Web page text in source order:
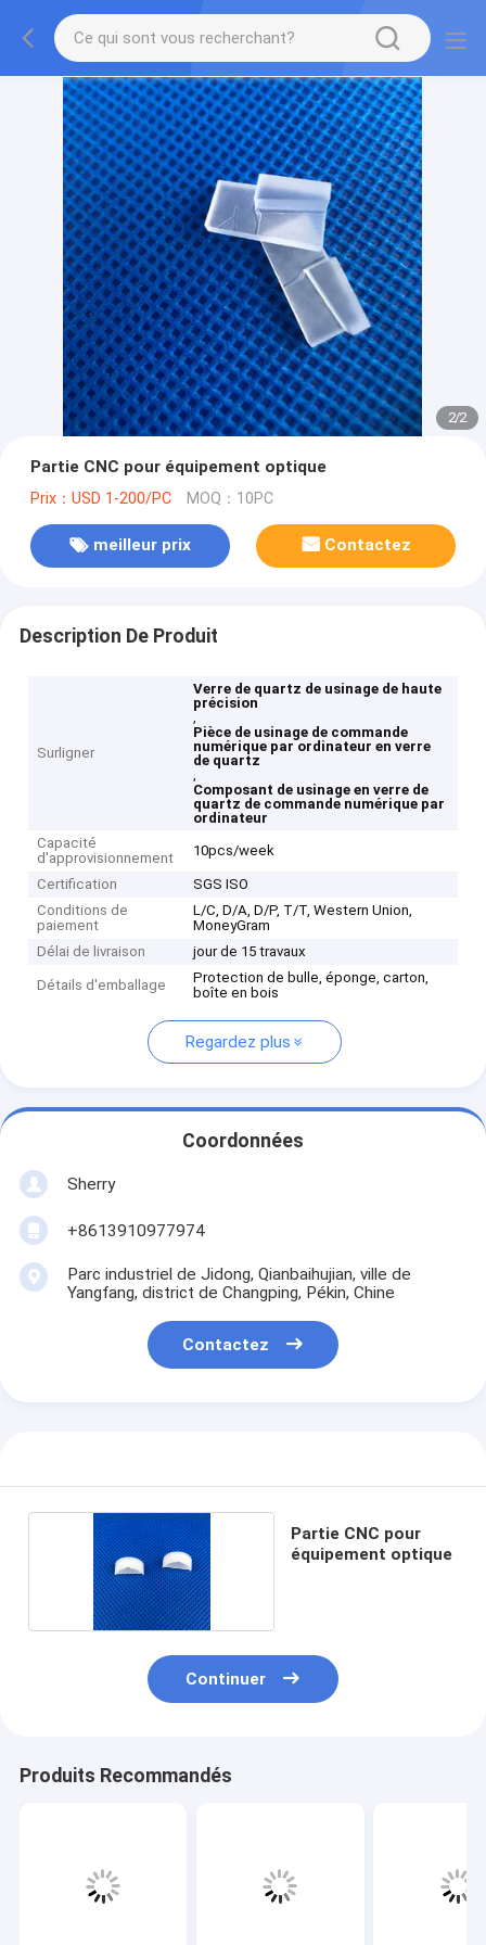
2/2
Partie CNC pour équipement optique
Prix：USD 1-200/PC MOQ：10PC
meilleur prix Contactez
Description De Produit
Surligner
Verre de quartz de usinage de haute
précision
,
Pièce de usinage de commande
numérique par ordinateur en verre
de quartz
,
Composant de usinage en verre de
quartz de commande numérique par
ordinateur
Capacité
d'approvisionnement
10pcs/week
Certification
SGS ISO
Conditions de
paiement
L/C, D/A, D/P, T/T, Western Union,
MoneyGram
Délai de livraison
jour de 15 travaux
Détails d'emballage
Protection de bulle, éponge, carton,
boîte en bois
Regardez plus
Coordonnées
Sherry
+8613910977974
Parc industriel de Jidong, Qianbaihujian, ville de
Yangfang, district de Changping, Pékin, Chine
Contactez
Partie CNC pour
équipement optique
Continuer
Produits Recommandés